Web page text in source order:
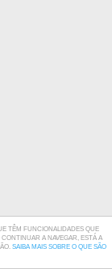
TÊM FUNCIONALIDADES QUE
A NAVEGAR, ESTÁ A
SAIBA MAIS SOBRE O QUE SÃO